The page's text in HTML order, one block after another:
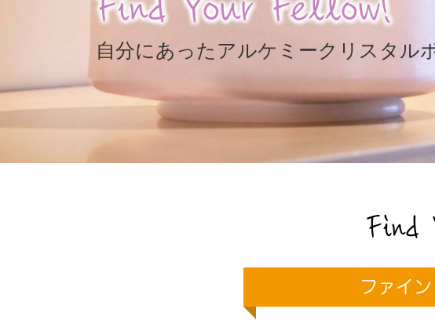
Find Your Fellow!
自分にあったアルケミークリスタル
Find
ファイ